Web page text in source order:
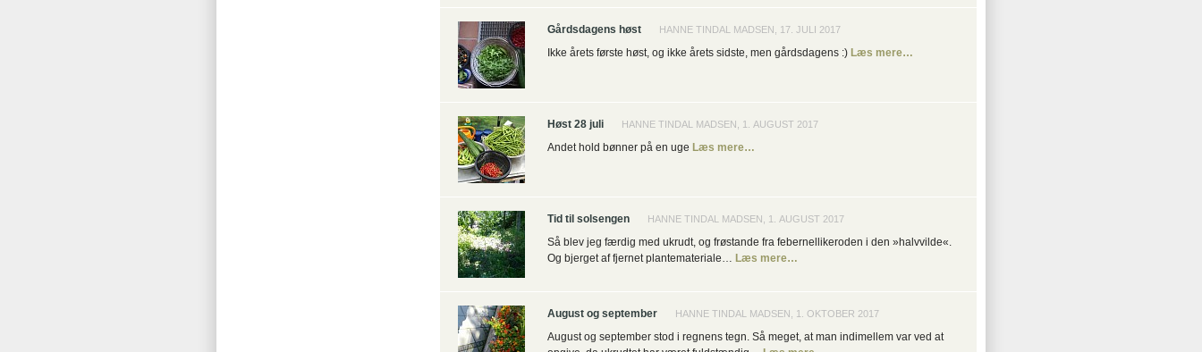
Gårdsdagens høst HANNE TINDAL MADSEN, 17. JULI 2017
Ikke årets første høst, og ikke årets sidste, men gårdsdagens :) Læs mere…
Høst 28 juli HANNE TINDAL MADSEN, 1. AUGUST 2017
Andet hold bønner på en uge Læs mere…
Tid til solsengen HANNE TINDAL MADSEN, 1. AUGUST 2017
Så blev jeg færdig med ukrudt, og frøstande fra febernellikeroden i den »halvvilde«.
Og bjerget af fjernet plantemateriale… Læs mere…
August og september HANNE TINDAL MADSEN, 1. OKTOBER 2017
August og september stod i regnens tegn. Så meget, at man indimellem var ved at